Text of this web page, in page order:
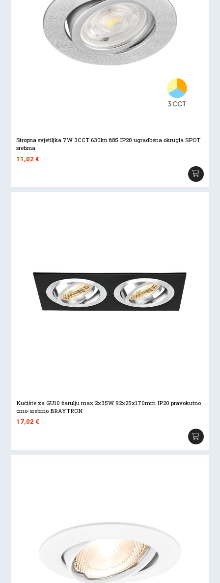
Stropna svjetiljka 7W 3CCT 630lm fi85 IP20 ugradbena okrugla SPOT
srebrna
11,02€
Kućište za GU10 žarulju max 2x35W 92x25x170mm IP20 pravokutno
crno-srebrno BRAYTRON
17,02€